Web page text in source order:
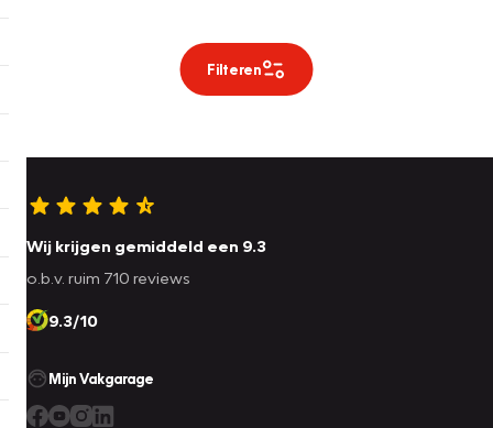
Filteren
Wij krijgen gemiddeld een 9.3
o.b.v. ruim 710 reviews
9.3/10
Mijn Vakgarage